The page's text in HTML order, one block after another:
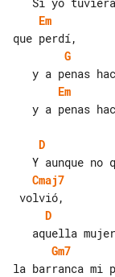
Em
G
Em
D
Cmaj7
D
Gm7